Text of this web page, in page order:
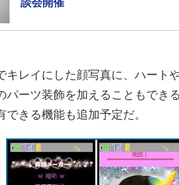
談会開催
レイにした顔写真に、ハート
パーツ装飾を加えることもでき
できる機能も追加予定だ。